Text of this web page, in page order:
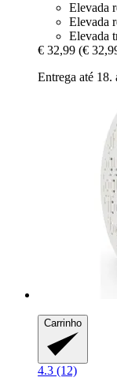
Elevada
Elevada
Elevada
€ 32,99 (€
Entrega até 18.
Carrinho
4.3 (12)